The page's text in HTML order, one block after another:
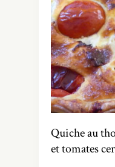
Quiche au
et tomates